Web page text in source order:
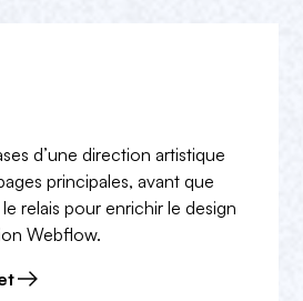
d’une direction artistique
principales, avant que
relais pour enrichir le design
Webflow.